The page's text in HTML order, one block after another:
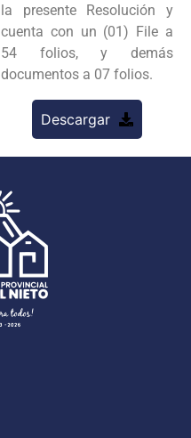
la presente Resolución y
cuenta con un (01) File a
54 folios, y demás
documentos a 07 folios.
Descargar